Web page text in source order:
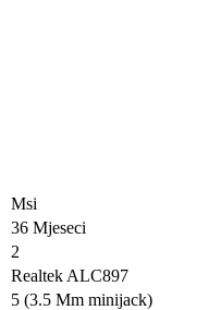
Msi
36 Mjeseci
2
Realtek ALC897
5 (3.5 Mm minijack)